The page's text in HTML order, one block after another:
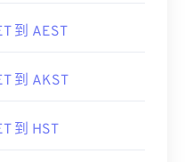
到 AEST
到 AKST
到 HST